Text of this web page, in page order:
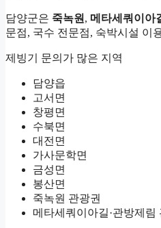
담양군은 죽녹원, 메타세쿼이아
문점, 국수 전문점, 숙박시설 이
제빙기 문의가 많은 지역
담양읍
고서면
창평면
수북면
대전면
가사문학면
금성면
봉산면
죽녹원 관광권
메타세쿼이아길·관방제림